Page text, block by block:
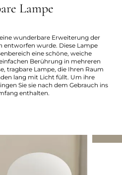
Lampe
wunderbare Erweiterung der
entworfen wurde. Diese Lampe
eine schöne, weiche
Berührung in mehreren
tragbare Lampe, die Ihren Raum
lang mit Licht füllt. Um ihre
Sie sie nach dem Gebrauch ins
enthalten.